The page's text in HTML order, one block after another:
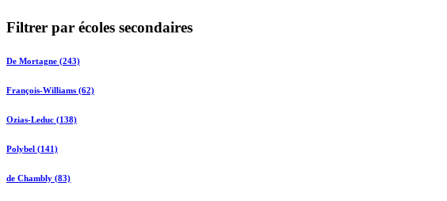
Filtrer par écoles secondaires
De Mortagne (243)
François-Williams (62)
Ozias-Leduc (138)
Polybel (141)
de Chambly (83)